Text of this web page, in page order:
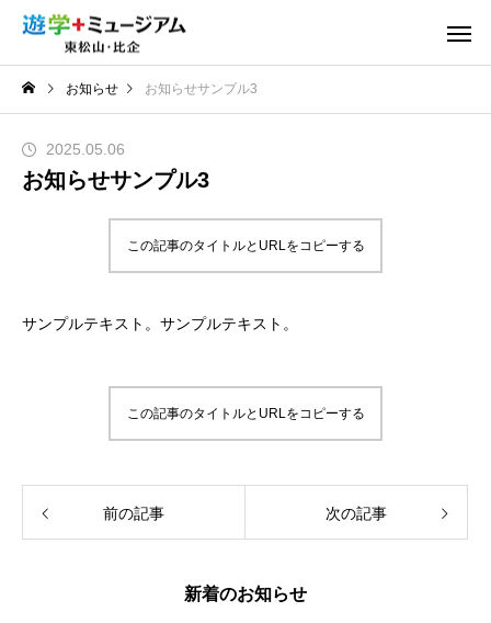
お知らせ お知らせサンプル3
お知らせサンプル3
2025.05.06
この記事のタイトルとURLをコピーする
サンプルテキスト。サンプルテキスト。
この記事のタイトルとURLをコピーする
前の記事 次の記事
新着のお知らせ